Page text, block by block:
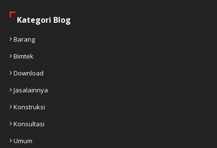
Kategori Blog
Barang
Bimtek
Download
Jasalainnya
Konstruksi
Konsultasi
Umum